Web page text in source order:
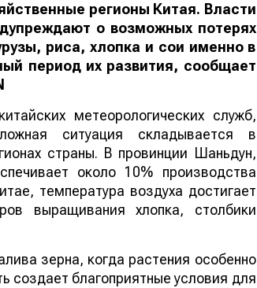
регионы Китая. Власти
о возможных потерях
риса, хлопка и сои именно в
период их развития, сообщает
метеорологических служб,
ситуация складывается в
страны. В провинции Шаньдун,
около 10% производства
температура воздуха достигает
выращивания хлопка, столбики
зерна, когда растения особенно
создает благоприятные условия для